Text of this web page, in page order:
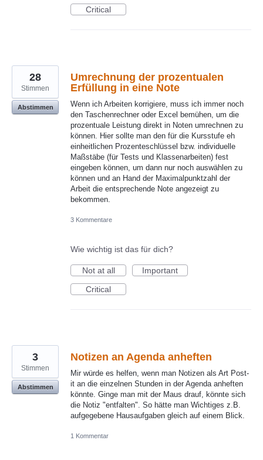
Critical
Umrechnung der prozentualen
Erfüllung in eine Note
Wenn ich Arbeiten korrigiere, muss ich immer noch
den Taschenrechner oder Excel bemühen, um die
prozentuale Leistung direkt in Noten umrechnen zu
können. Hier sollte man den für die Kursstufe eh
einheitlichen Prozenteschlüssel bzw. individuelle
Maßstäbe (für Tests und Klassenarbeiten) fest
eingeben können, um dann nur noch auswählen zu
können und an Hand der Maximalpunktzahl der
Arbeit die entsprechende Note angezeigt zu
bekommen.
28
Stimmen
Abstimmen
3 Kommentare
Wie wichtig ist das für dich?
Not at all
Important
Critical
Notizen an Agenda anheften
Mir würde es helfen, wenn man Notizen als Art Post-
it an die einzelnen Stunden in der Agenda anheften
könnte. Ginge man mit der Maus drauf, könnte sich
die Notiz "entfalten". So hätte man Wichtiges z.B.
aufgegebene Hausaufgaben gleich auf einem Blick.
3
Stimmen
Abstimmen
1 Kommentar